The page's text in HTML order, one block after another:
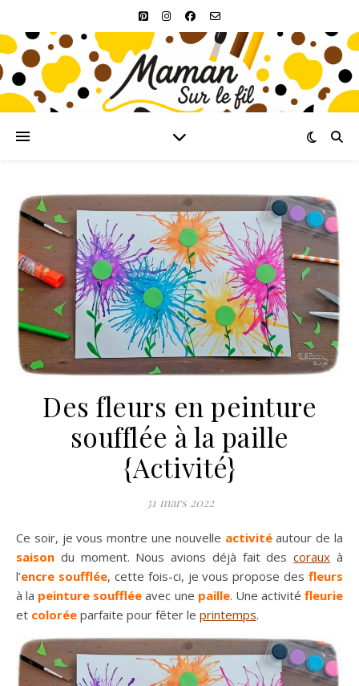
Des fleurs en peinture
soufflée à la paille
{Activité}
31 mars 2022
Ce soir, je vous montre une nouvelle activité autour de la
saison du moment. Nous avions déjà fait descoraux à
l’encre soufflée, cette fois-ci, je vous propose des fleurs
à la peinture soufflée avec une paille. Une activitéfleurie
et colorée parfaite pour fêter le printemps.